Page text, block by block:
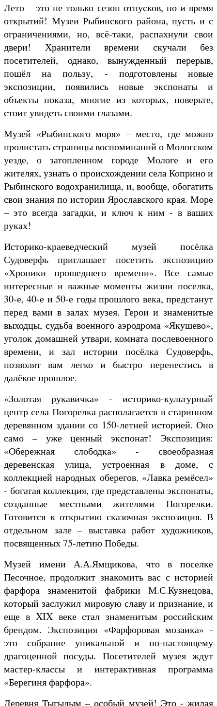
Лето – это не только сезон отпусков, но и время
открытий! Музеи Рыбинского района, пусть и с
ограничениями, но, всё-таки, распахнули свои
двери! Хранители времени скучали без
посетителей, однако, вынужденный перерыв,
пошёл на пользу, - подготовлены новые
экспозиции, появились новые экспонаты и
объекты показа, многие из которых, поверьте,
стоит увидеть своими глазами.
Музей «Рыбинского моря» – место, где можно
пролистать страницы воспоминаний о Мологском
уезде, о затопленном городе Мологе и его
жителях, узнать о происхождении села Коприно и
Рыбинского водохранилища, и, вообще, обогатить
свои знания по истории Ярославского края. Море
– это всегда загадки, и ключ к ним - в ваших
руках!
Историко-краеведческий музей посёлка
Судоверфь приглашает посетить экспозицию
«Хроники прошедшего времени». Все самые
интересные и важные моменты жизни поселка,
30-е, 40-е и 50-е годы прошлого века, предстанут
перед вами в залах музея. Герои и знаменитые
выходцы, судьба военного аэродрома «Якушево»,
уголок домашней утвари, комната послевоенного
времени, и зал истории посёлка Судоверфь,
позволят вам легко и быстро перенестись в
далёкое прошлое.
«Золотая рукавичка» - историко-культурный
центр села Погорелка располагается в старинном
деревянном здании со 150-летней историей. Оно
само – уже ценный экспонат! Экспозиция:
«Обережная слободка» - своеобразная
деревенская улица, устроенная в доме, с
коллекцией народных оберегов. «Лавка ремёсел»
- богатая коллекция, где представлены экспонаты,
созданные местными жителями Погорелки.
Готовится к открытию сказочная экспозиция. В
отдельном зале – выставка работ художников,
посвященных 75-летию Победы.
Музей имени А.А.Ямщикова, что в поселке
Песочное, продолжит знакомить вас с историей
фарфора знаменитой фабрики М.С.Кузнецова,
который заслужил мировую славу и признание, и
еще в XIX веке стал знаменитым российским
брендом. Экспозиция «Фарфоровая мозаика» -
это собрание уникальной и по-настоящему
драгоценной посуды. Посетителей музея ждут
мастер-классы и интерактивная программа
«Берегиня фарфора».
Деревня Тыгыдым – особый музей! Это - жилая